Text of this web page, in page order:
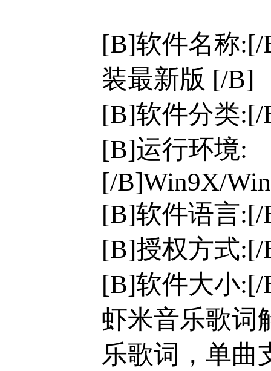
[B]软件名称:[/
装最新版 [/B]
[B]软件分类
[B]运行环境:
[/B]Win9X/
[B]软件语言
[B]授权方式
[B]软件大小:[/
虾米音乐歌词
乐歌词，单曲